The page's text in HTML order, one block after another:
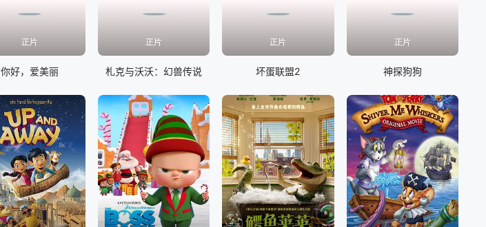
正片
你好，爱美丽
正片
札克与沃沃：幻兽传说
正片
坏蛋联盟2
正片
神探狗狗